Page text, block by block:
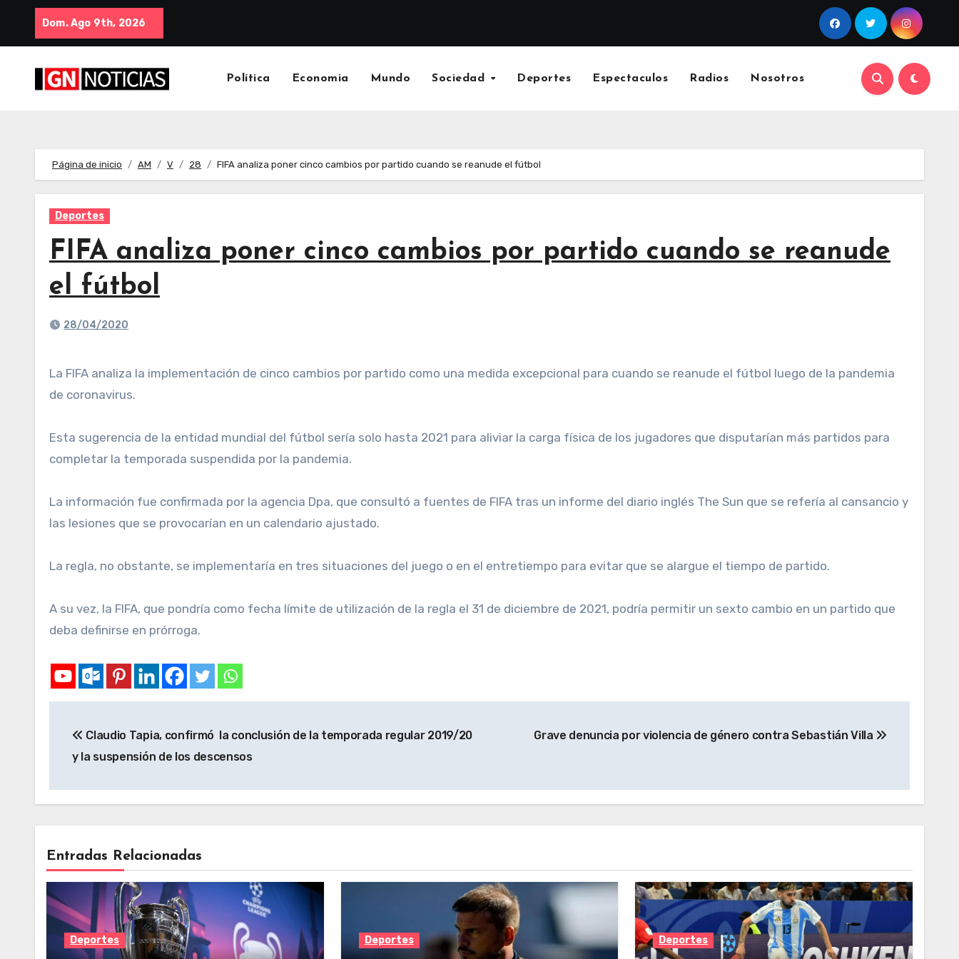
Dom. Ago 9th, 2026
Política Economia Mundo Sociedad Deportes Espectaculos Radios Nosotros
Página de inicio AM V 28 FIFA analiza poner cinco cambios por partido cuando se reanude el fútbol
Deportes
FIFA analiza poner cinco cambios por partido cuando se reanude
el fútbol
28/04/2020
La FIFA analiza la implementación de cinco cambios por partido como una medida excepcional para cuando se reanude el fútbol luego de la pandemia
de coronavirus.
Esta sugerencia de la entidad mundial del fútbol sería solo hasta 2021 para aliviar la carga física de los jugadores que disputarían más partidos para
completar la temporada suspendida por la pandemia.
La información fue confirmada por la agencia Dpa, que consultó a fuentes de FIFA tras un informe del diario inglés The Sun que se refería al cansancio y
las lesiones que se provocarían en un calendario ajustado.
La regla, no obstante, se implementaría en tres situaciones del juego o en el entretiempo para evitar que se alargue el tiempo de partido.
A su vez, la FIFA, que pondría como fecha límite de utilización de la regla el 31 de diciembre de 2021, podría permitir un sexto cambio en un partido que
deba definirse en prórroga.
Claudio Tapia, confirmó la conclusión de la temporada regular 2019/20
y la suspensión de los descensos
Grave denuncia por violencia de género contra Sebastián Villa
Entradas Relacionadas
Deportes Deportes Deportes